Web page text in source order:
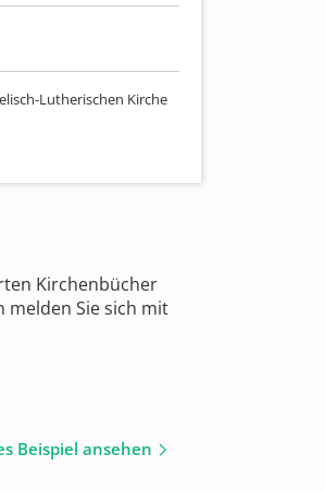
Lutherischen Kirche
Kirchenbücher
melden Sie sich mit
Beispiel ansehen